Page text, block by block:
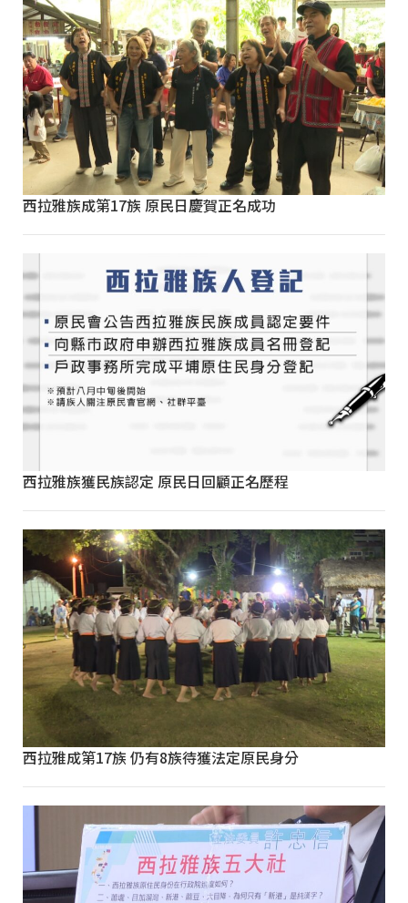
西拉雅族成第17族 原民日慶賀正名成功
西拉雅族獲民族認定 原民日回顧正名歷程
西拉雅成第17族 仍有8族待獲法定原民身分